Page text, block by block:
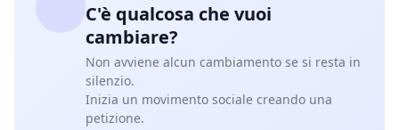
C'è qualcosa che vuoi
cambiare?
Non avviene alcun cambiamento se si resta in
silenzio.
Inizia un movimento sociale creando una
petizione.